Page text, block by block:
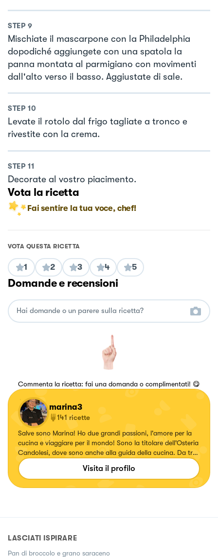
STEP 9
Mischiate il mascarpone con la Philadelphia
dopodiché aggiungete con una spatola la
panna montata al parmigiano con movimenti
dall'alto verso il basso. Aggiustate di sale.
STEP 10
Levate il rotolo dal frigo tagliate a tronco e
rivestite con la crema.
STEP 11
Decorate al vostro piacimento.
Vota la ricetta
Fai sentire la tua voce, chef!
VOTA QUESTA RICETTA
1 2 3 4 5
Domande e recensioni
Commenta la ricetta: fai una domanda o complimentati! 😋
marina3
141 ricette
Salve sono Marina! Ho due grandi passioni, l'amore per la
cucina e viaggiare per il mondo! Sono la titolare dell'Osteria
Candolesi, dove sono anche alla guida della cucina. Da tre
anni su Facebook ho una mia pagina blog "Deliziosamente
Cucinando"e un gruppo di cucina "Quelli che adorano
Visita il profilo
LASCIATI ISPIRARE
Pan di broccolo e grano saraceno